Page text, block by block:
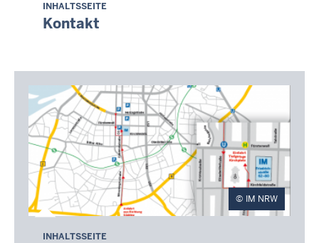
INHALTSSEITE
Kontakt
IM NRW
INHALTSSEITE